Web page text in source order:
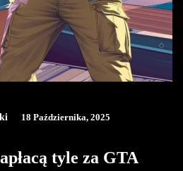
18 Października, 2025
tyle za GTA